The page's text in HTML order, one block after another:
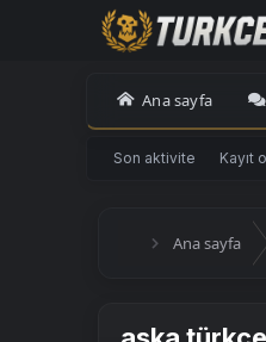
Ana sayfa
Son aktivite Kayıt
Ana sayfa